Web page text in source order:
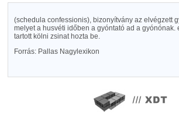
(schedula confessionis), bizonyítvány az elvégzett
melyet a husvéti időben a gyóntató ad a gyónónak.
tartott kölni zsinat hozta be.
Forrás: Pallas Nagylexikon